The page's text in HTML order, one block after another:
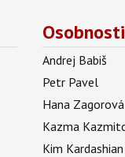
Andrej Babiš
Petr Pavel
Hana Zagorová
Kazma
Kim Kardashian